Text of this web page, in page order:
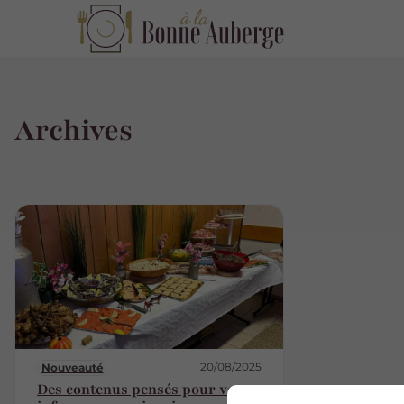
Archives
Nouveauté 20/08/2025
Des contenus pensés pour vous